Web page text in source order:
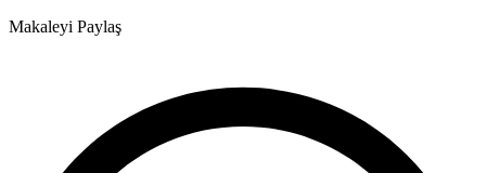
Makaleyi Paylaş